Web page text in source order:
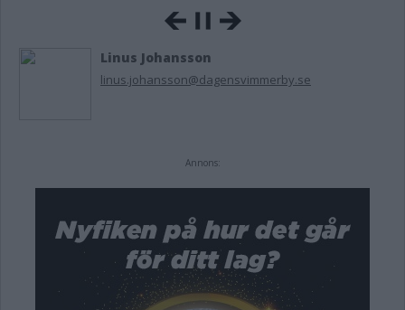
Linus Johansson
linus.johansson@dagensvimmerby.se
Annons: